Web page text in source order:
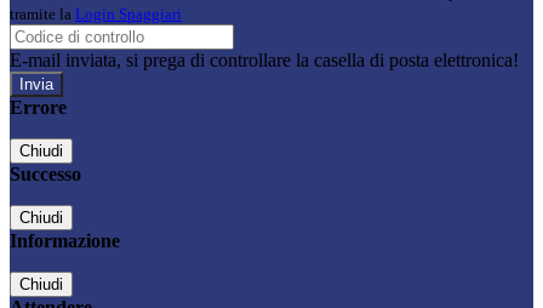
tramite la Login Spaggiari
E-mail inviata, si prega di controllare la casella di posta elettronica!
Errore
Chiudi
Successo
Chiudi
Informazione
Chiudi